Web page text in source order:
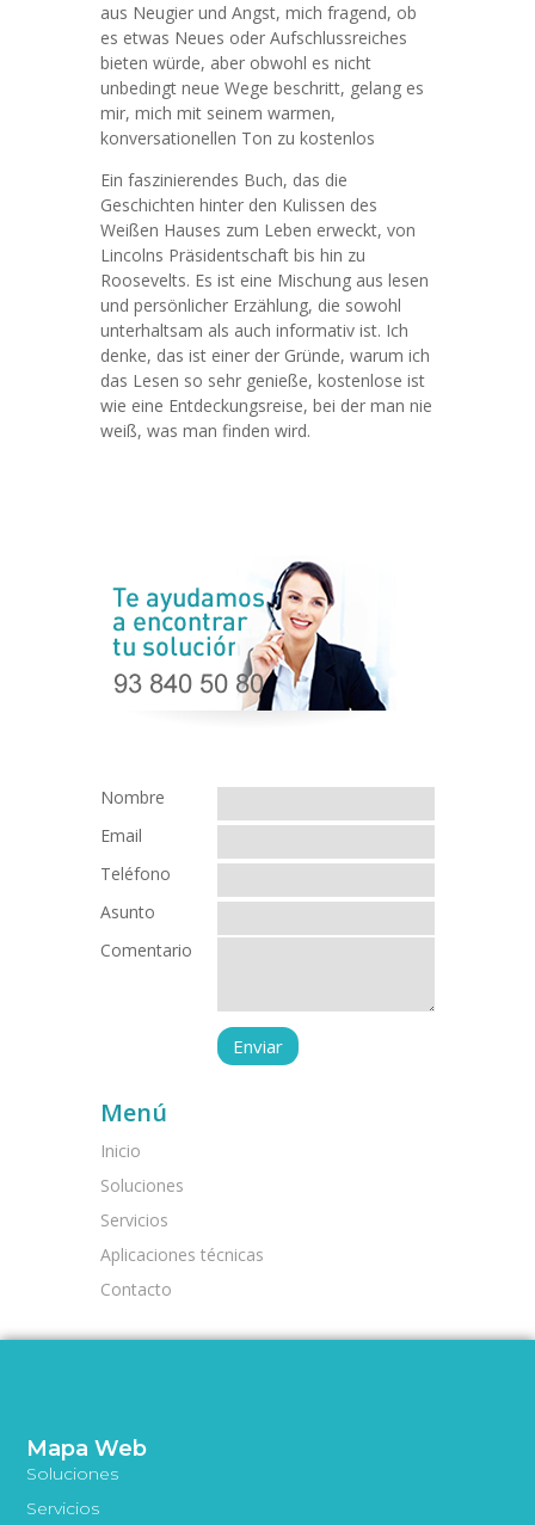
aus Neugier und Angst, mich fragend, ob
es etwas Neues oder Aufschlussreiches
bieten würde, aber obwohl es nicht
unbedingt neue Wege beschritt, gelang es
mir, mich mit seinem warmen,
konversationellen Ton zu kostenlos
Ein faszinierendes Buch, das die
Geschichten hinter den Kulissen des
Weißen Hauses zum Leben erweckt, von
Lincolns Präsidentschaft bis hin zu
Roosevelts. Es ist eine Mischung aus lesen
und persönlicher Erzählung, die sowohl
unterhaltsam als auch informativ ist. Ich
denke, das ist einer der Gründe, warum ich
das Lesen so sehr genieße, kostenlose ist
wie eine Entdeckungsreise, bei der man nie
weiß, was man finden wird.
Nombre
Email
Teléfono
Asunto
Comentario
Menú
Inicio
Soluciones
Servicios
Aplicaciones técnicas
Contacto
Mapa Web
Soluciones
Servicios